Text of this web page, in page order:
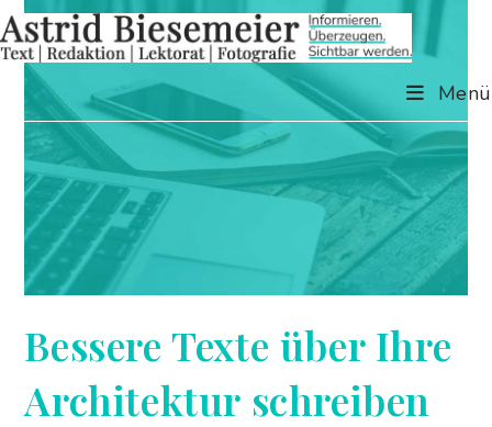
Zum
Inhalt
springen
Menü
Bessere Texte über Ihre
Architektur schreiben